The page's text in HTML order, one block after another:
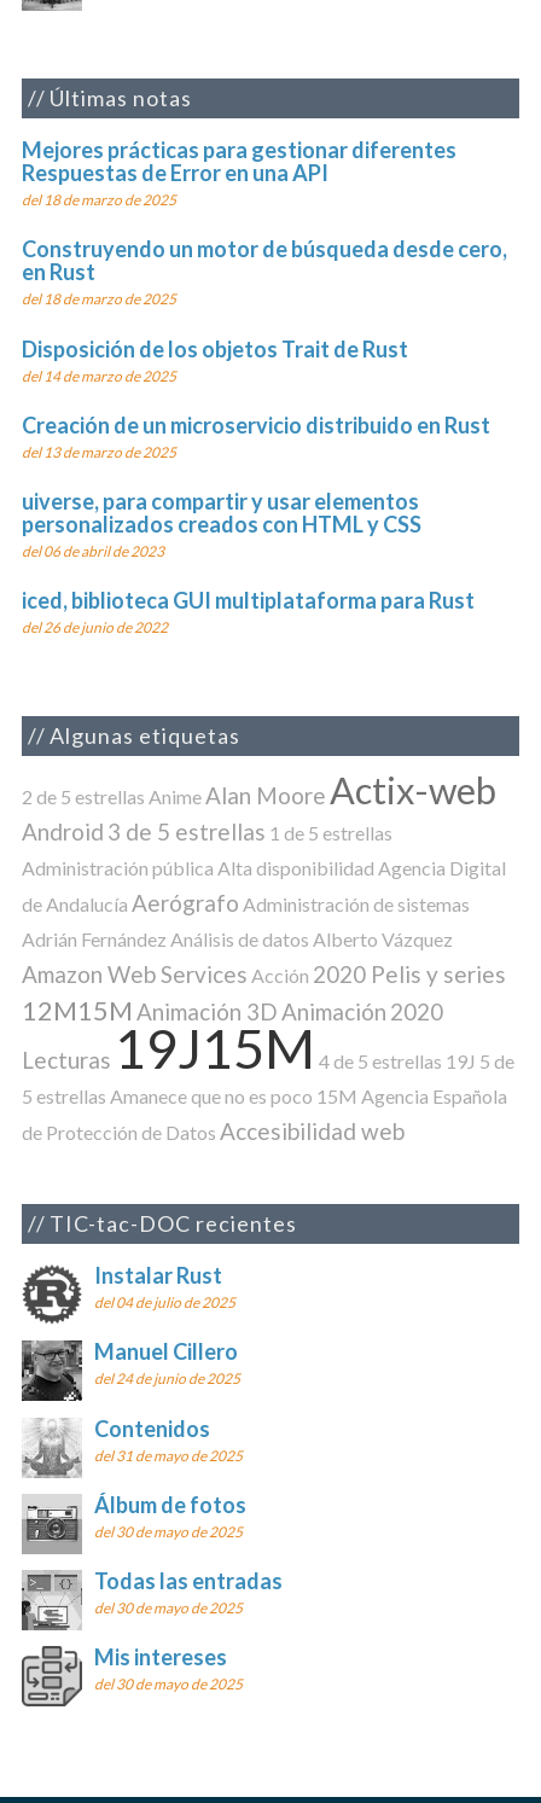
Últimas notas
Mejores prácticas para gestionar diferentes
Respuestas de Error en una API
del 18 de marzo de 2025
Construyendo un motor de búsqueda desde cero,
en Rust
del 18 de marzo de 2025
Disposición de los objetos Trait de Rust
del 14 de marzo de 2025
Creación de un microservicio distribuido en Rust
del 13 de marzo de 2025
uiverse, para compartir y usar elementos
personalizados creados con HTML y CSS
del 06 de abril de 2023
iced, biblioteca GUI multiplataforma para Rust
del 26 de junio de 2022
Algunas etiquetas
2 de 5 estrellas AnimeAlan MooreActix-web
Android 3 de 5 estrellas 1 de 5 estrellas
Administración pública Alta disponibilidad Agencia Digital
de Andalucía Aerógrafo Administración de sistemas
Adrián Fernández Análisis de datos Alberto Vázquez
Amazon Web Services Acción 2020 Pelis y series
12M15M Animación 3DAnimación 2020
Lecturas 19J15M 4 de 5 estrellas 19J 5 de
5 estrellas Amanece que no es poco 15M Agencia Española
de Protección de Datos Accesibilidad web
TIC-tac-DOC recientes
Instalar Rust
del 04 de julio de 2025
Manuel Cillero
del 24 de junio de 2025
Contenidos
del 31 de mayo de 2025
Álbum de fotos
del 30 de mayo de 2025
Todas las entradas
del 30 de mayo de 2025
Mis intereses
del 30 de mayo de 2025